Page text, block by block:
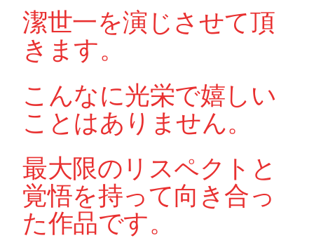
潔世一を演じさせて頂
きます。
こんなに光栄で嬉しい
ことはありません。
最大限のリスペクトと
覚悟を持って向き合っ
た作品です。